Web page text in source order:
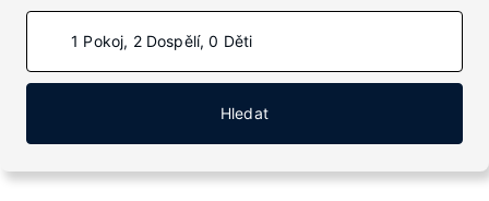
1 Pokoj, 2 Dospělí, 0 Děti
Hledat